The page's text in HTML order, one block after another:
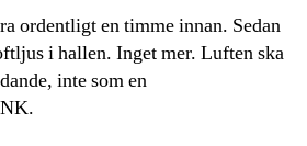
ordentligt en timme innan. Sedan
i hallen. Inget mer. Luften ska
inte som en